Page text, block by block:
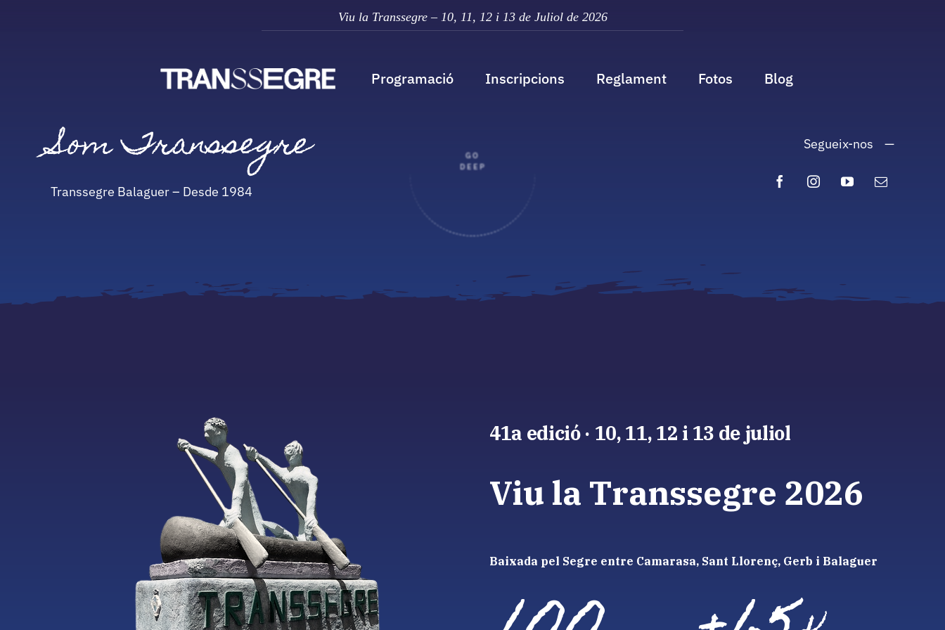
Viu la Transsegre – 10, 11, 12 i 13 de Juliol de 2026
Programació Inscripcions Reglament Fotos Blog
Som Transsegre
Transsegre Balaguer – Desde 1984
GO
DEEP
Segueix-nos —
41a edició · 10, 11, 12 i 13 de juliol
Viu la Transsegre 2026
Baixada pel Segre entre Camarasa, Sant Llorenç, Gerb i Balaguer